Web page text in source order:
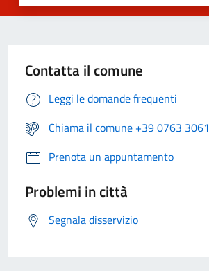
Contatta il comune
Leggi le domande frequenti
Chiama il comune +39 0763 3061
Prenota un appuntamento
Problemi in città
Segnala disservizio